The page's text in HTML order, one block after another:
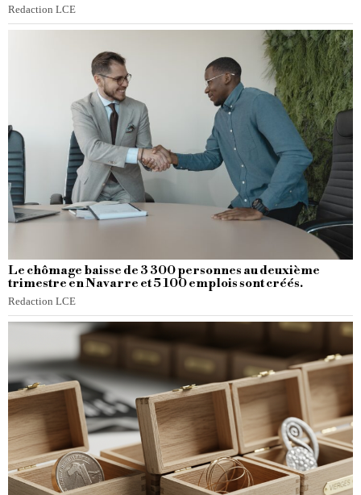
Redaction LCE
Le chômage baisse de 3 300 personnes au deuxième
trimestre en Navarre et 5 100 emplois sont créés.
Redaction LCE